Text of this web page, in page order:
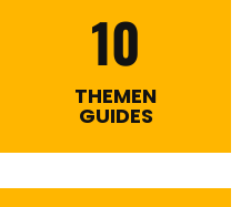
10
THEMEN
GUIDES